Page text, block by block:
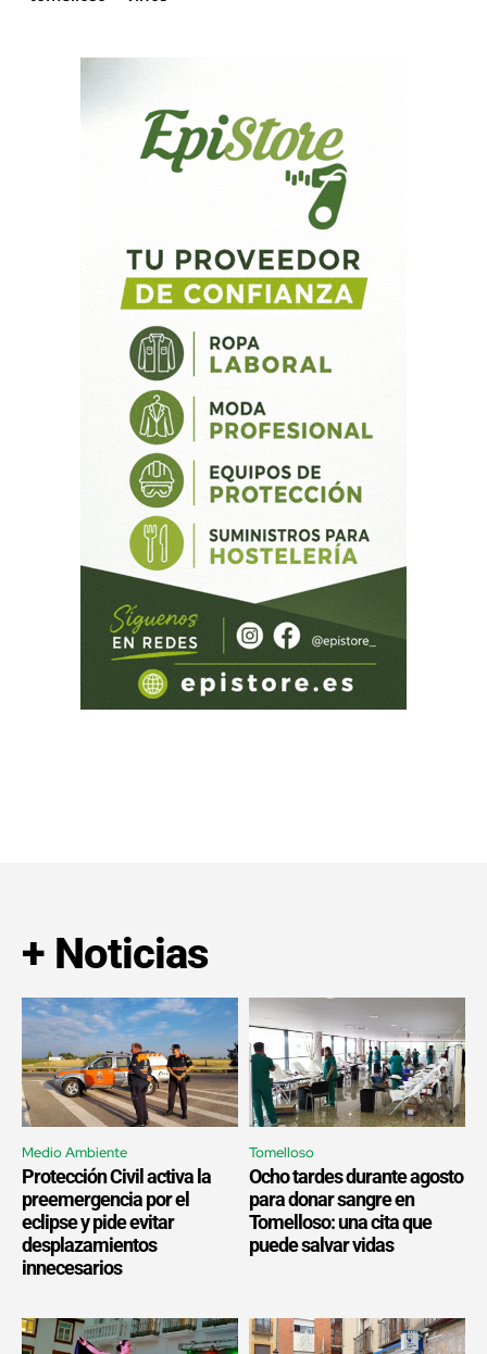
+ Noticias
Medio Ambiente
Protección Civil activa la
preemergencia por el
eclipse y pide evitar
desplazamientos
innecesarios
Tomelloso
Ocho tardes durante agosto
para donar sangre en
Tomelloso: una cita que
puede salvar vidas